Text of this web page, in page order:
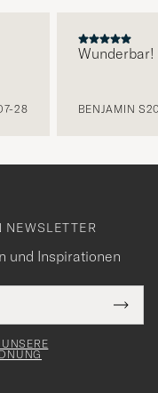
28
Wunderbar!
BENJAMIN S
NEWSLETTER
und Inspirationen